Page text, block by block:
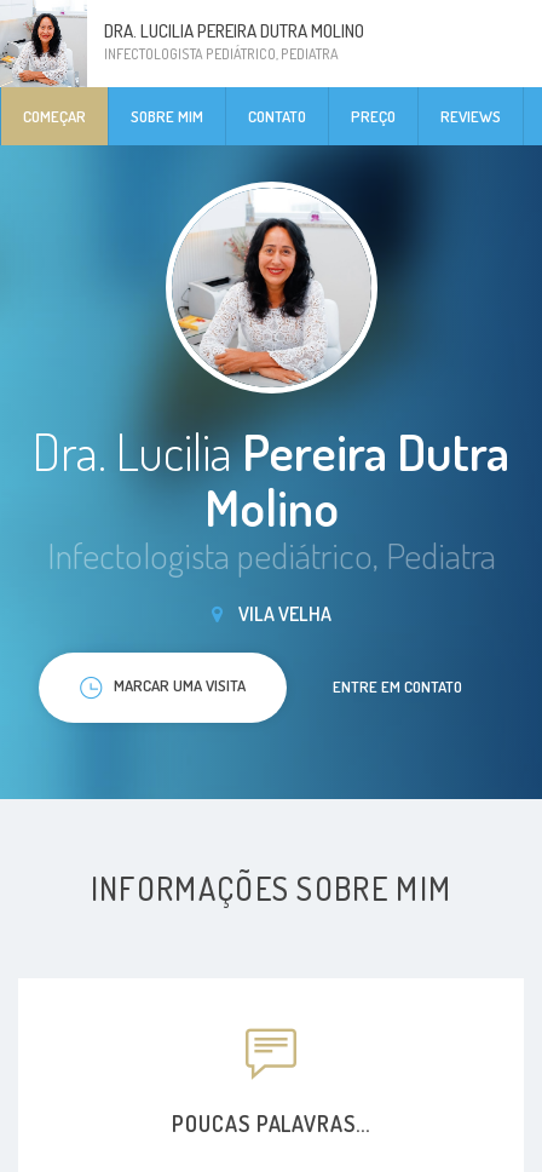
DRA. LUCILIA PEREIRA DUTRA MOLINO
INFECTOLOGISTA PEDIÁTRICO, PEDIATRA
COMEÇAR SOBRE MIM CONTATO PREÇO REVIEWS
Dra. LuciliaPereira Dutra
Molino
Infectologista pediátrico, Pediatra
VILA VELHA
MARCAR UMA VISITA ENTRE EM CONTATO
INFORMAÇÕES SOBRE MIM
POUCAS PALAVRAS...